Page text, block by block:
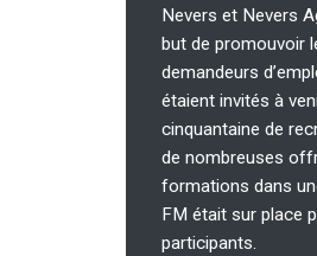
Nevers et Nevers
but de promouvoir
demandeurs
étaient invités à
cinquantaine de
de nombreuses
formations dans
FM était sur place
participants.